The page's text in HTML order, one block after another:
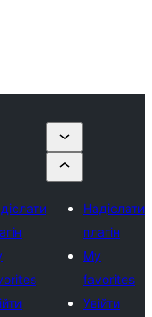
Надіслати
плагін
My
favorites
Увійти